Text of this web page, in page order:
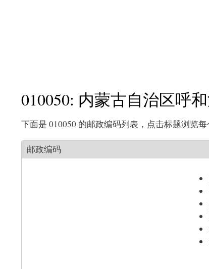
010050: 内蒙古自治区呼
下面是 010050 的邮政编码列表，点击标题浏览每
邮政编码